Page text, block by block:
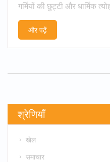
गर्मियों की छुट्टी और धार्मिक
विद्यालय परीक्षा बोर्ड ने अपनी
और पढ़ें
श्रेणियाँ
खेल
समाचार